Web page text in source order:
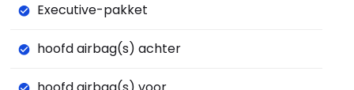
Executive-pakket
hoofd airbag(s) achter